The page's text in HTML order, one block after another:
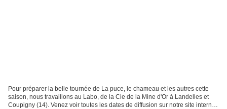
Pour préparer la belle tournée de La puce, le chameau et les autres cette
saison, nous travaillons au Labo, de la Cie de la Mine d'Or à Landelles et
Coupigny (14). Venez voir toutes les dates de diffusion sur notre site internet